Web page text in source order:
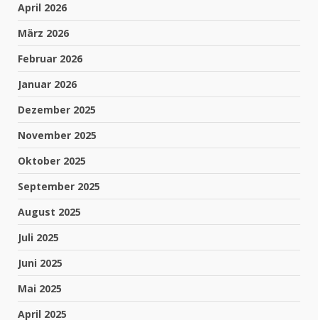
April 2026
März 2026
Februar 2026
Januar 2026
Dezember 2025
November 2025
Oktober 2025
September 2025
August 2025
Juli 2025
Juni 2025
Mai 2025
April 2025